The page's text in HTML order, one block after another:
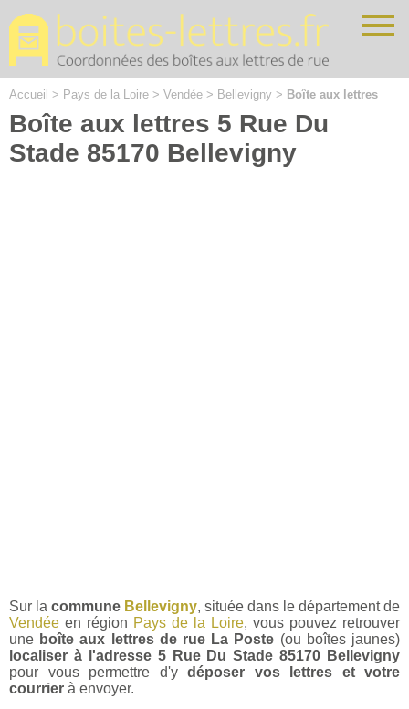
Accueil > Pays de la Loire > Vendée > Bellevigny > Boîte aux lettres
Boîte aux lettres 5 Rue Du
Stade 85170 Bellevigny
Sur la commune Bellevigny, située dans le département de
Vendée en région Pays de la Loire, vous pouvez retrouver
une boîte aux lettres de rue La Poste (ou boîtes jaunes)
localiser à l'adresse 5 Rue Du Stade 85170 Bellevigny
pour vous permettre d'y déposer vos lettres et votre
courrier à envoyer.